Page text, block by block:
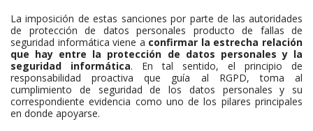
La imposición de estas sanciones por parte de las autoridades
de protección de datos personales producto de fallas de
seguridad informática viene a confirmar la estrecha relación
que hay entre la protección de datos personales y la
seguridad informática. En tal sentido, el principio de
responsabilidad proactiva que guía al RGPD, toma al
cumplimiento de seguridad de los datos personales y su
correspondiente evidencia como uno de los pilares principales
en donde apoyarse.